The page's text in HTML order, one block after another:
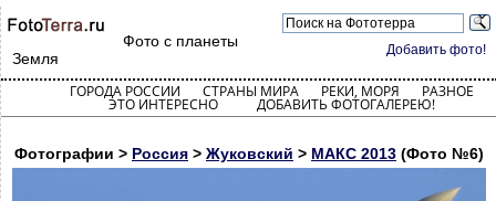
Добавить фото!
Фото с планеты
Земля
ГОРОДА РОССИИ СТРАНЫ МИРА РЕКИ, МОРЯ РАЗНОЕ
ЭТО ИНТЕРЕСНО ДОБАВИТЬ ФОТОГАЛЕРЕЮ!
Фотографии > Россия > Жуковский > МАКС 2013 (Фото №6)